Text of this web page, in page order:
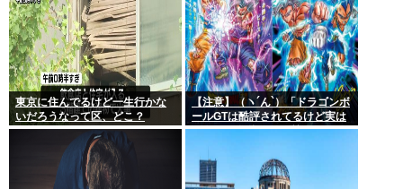
東京に住んでるけど一生行かな
いだろうなって区、どこ？
【注意】（ヽ´ん`）「ドラゴンボ
ールGTは酷評されてるけど実は
面白い」嫌儲民の悪質なデマに